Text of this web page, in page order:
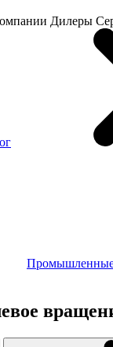
Дилеры
Промышленные